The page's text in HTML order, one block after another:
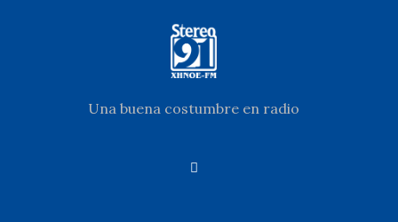
Una buena costumbre en radio